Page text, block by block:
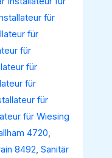
für
für
für
für
für
für
für Wiesing
4720,
8492,Sanitär